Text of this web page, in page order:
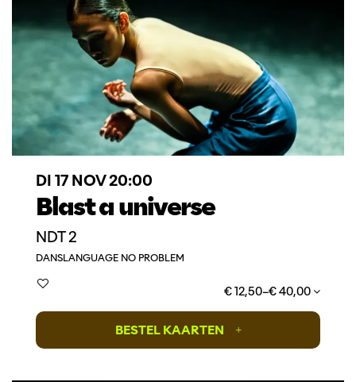
Blast a universe
NDT 2
DI 17 NOV20:00
DANSLANGUAGE NO PROBLEM
€ 12,50–€ 40,00
BESTEL KAARTEN +